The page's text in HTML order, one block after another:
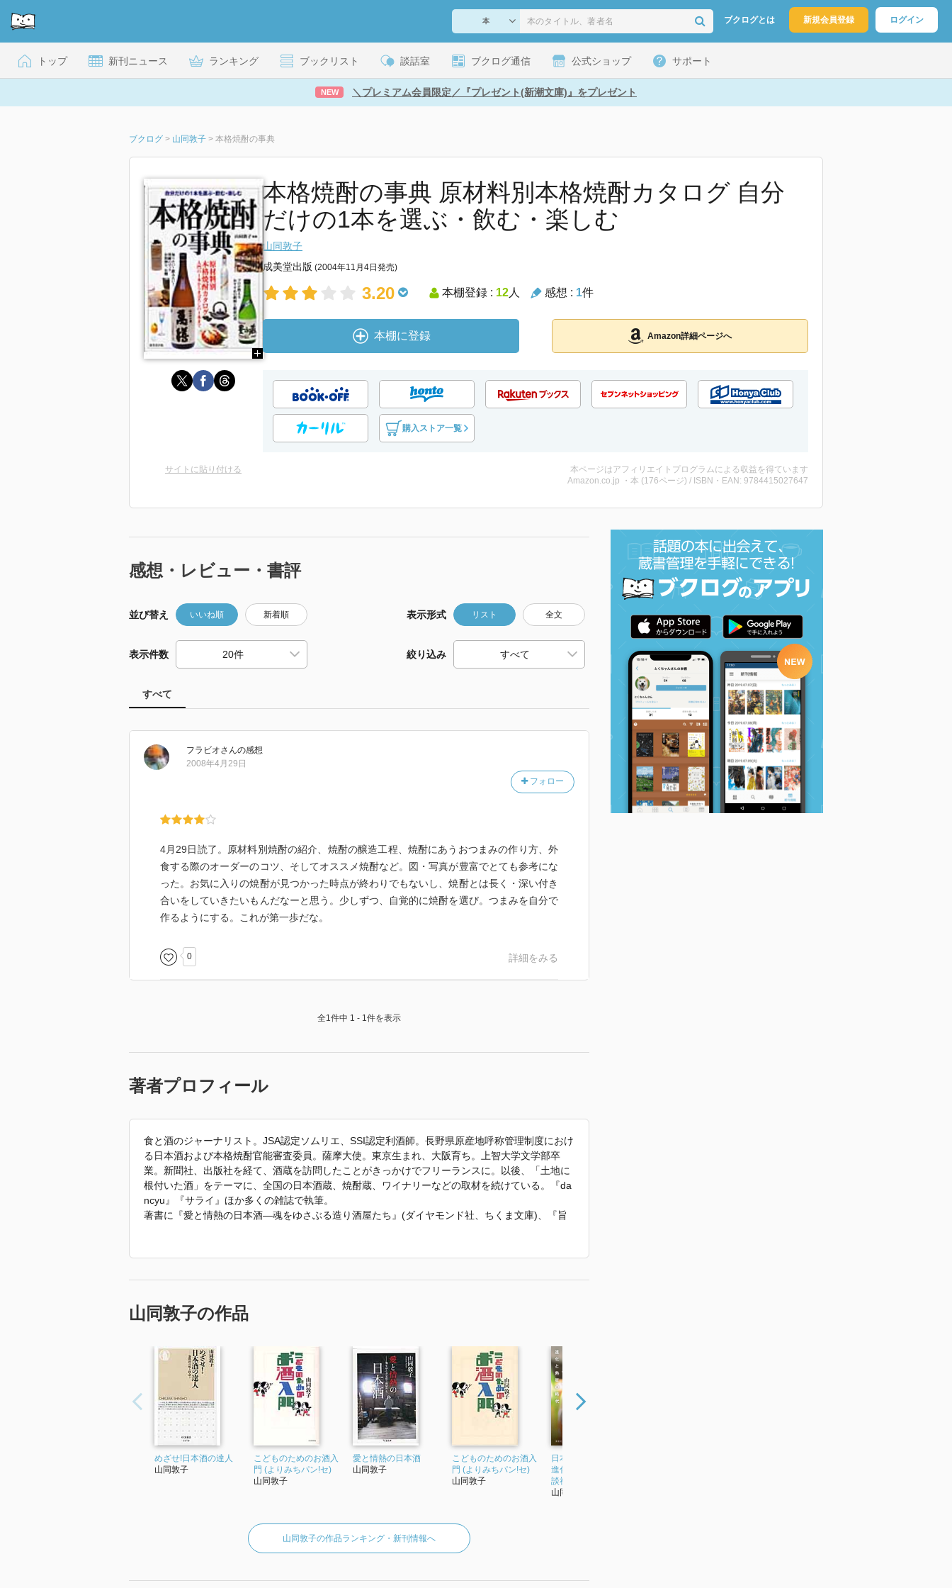
ブクログとは 新規会員登録 ログイン
トップ 新刊ニュース ランキング ブックリスト 談話室 ブクログ通信 公式ショップ サポート
NEW ＼プレミアム会員限定／『プレゼント(新潮文庫)』をプレゼント
ブクログ > 山同敦子 > 本格焼酎の事典
本格焼酎の事典 原材料別本格焼酎カタログ 自分
だけの1本を選ぶ・飲む・楽しむ
山同敦子
成美堂出版 (2004年11月4日発売)
3.20 本棚登録 : 12人 感想 : 1件
本棚に登録 Amazon詳細ページへ
購入ストア一覧
サイトに貼り付ける
本ページはアフィリエイトプログラムによる収益を得ています
Amazon.co.jp ・本 (176ページ) / ISBN・EAN: 9784415027647
感想・レビュー・書評
並び替え いいね順 新着順 表示形式 リスト 全文
表示件数 絞り込み
すべて
フラビオさんの感想
フォロー
2008年4月29日
4月29日読了。原材料別焼酎の紹介、焼酎の醸造工程、焼酎にあうおつまみの作り方、外
食する際のオーダーのコツ、そしてオススメ焼酎など。図・写真が豊富でとても参考にな
った。お気に入りの焼酎が見つかった時点が終わりでもないし、焼酎とは長く・深い付き
合いをしていきたいもんだなーと思う。少しずつ、自覚的に焼酎を選び。つまみを自分で
作るようにする。これが第一歩だな。
0 詳細をみる
全1件中 1 - 1件を表示
著者プロフィール
食と酒のジャーナリスト。JSA認定ソムリエ、SSI認定利酒師。長野県原産地呼称管理制度におけ
る日本酒および本格焼酎官能審査委員。薩摩大使。東京生まれ、大阪育ち。上智大学文学部卒
業。新聞社、出版社を経て、酒蔵を訪問したことがきっかけでフリーランスに。以後、「土地に
根付いた酒」をテーマに、全国の日本酒蔵、焼酎蔵、ワイナリーなどの取材を続けている。『da
ncyu』『サライ』ほか多くの雑誌で執筆。
著書に『愛と情熱の日本酒―魂をゆさぶる造り酒屋たち』(ダイヤモンド社、ちくま文庫)、『旨
レス)、『めざせ！ 日本酒の達人』(ちくま新書)、『極上の酒を生む土と人 大地を醸す』(講談
「2016年 『日本酒ドラマチック 進化と熱狂の時代』 で使われていた紹介文から引用していま
す。」
山同敦子の作品
めざせ!日本酒の達人
山同敦子
こどものためのお酒入
門 (よりみちパン!セ)
山同敦子
愛と情熱の日本酒
山同敦子
こどものためのお酒入
門 (よりみちパン!セ)
山同敦子
日本酒ドラマチック
進化と熱狂の時代 (講
談社の実用BOOK)
山同敦子
山同敦子の作品ランキング・新刊情報へ